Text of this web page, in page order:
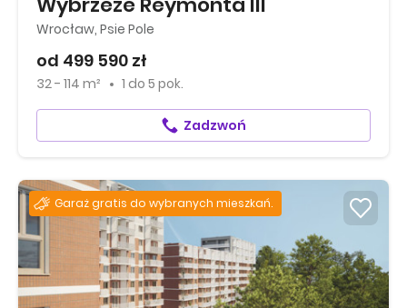
Wrocław, Psie Pole
od 499 590 zł
32 - 114 m² 1 do 5 pok.
Zadzwoń
Garaż gratis do wybranych mieszkań.